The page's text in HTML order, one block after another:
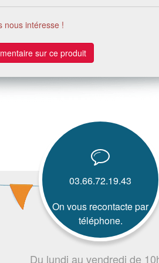
nous intéresse !
sur ce produit
03.66.72.19.43
On vous recontacte par
téléphone.
Du lundi au vendredi de